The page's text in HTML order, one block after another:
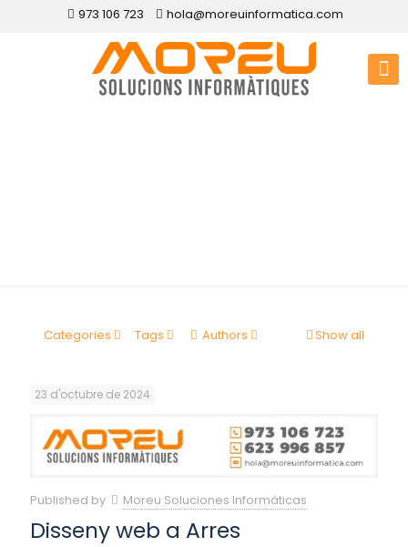
973 106 723 hola@moreuinformatica.com
Categories Tags Authors Show all
23 d'octubre de 2024
Published by Moreu Soluciones Informáticas
Disseny web a Arres